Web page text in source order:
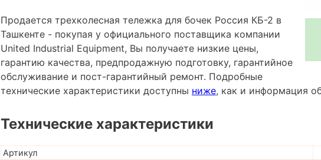
Продается трехколесная тележка для бочек Россия КБ-2 в
Ташкенте - покупая у официального поставщика компании
United Industrial Equipment, Вы получаете низкие цены,
гарантию качества, предпродажную подготовку, гарантийное
обслуживание и пост-гарантийный ремонт. Подробные
технические характеристики доступны ниже, как и информация
Технические характеристики
Артикул